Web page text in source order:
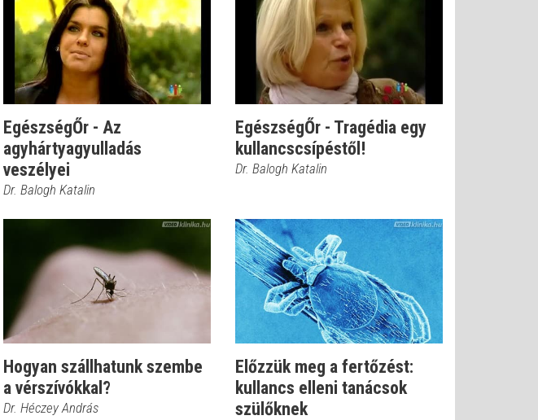
EgészségŐr - Az
agyhártyagyulladás
veszélyei
Dr. Balogh Katalin
EgészségŐr - Tragédia egy
kullancscsípéstől!
Dr. Balogh Katalin
Hogyan szállhatunk szembe
a vérszívókkal?
Dr. Héczey András
Előzzük meg a fertőzést:
kullancs elleni tanácsok
szülőknek